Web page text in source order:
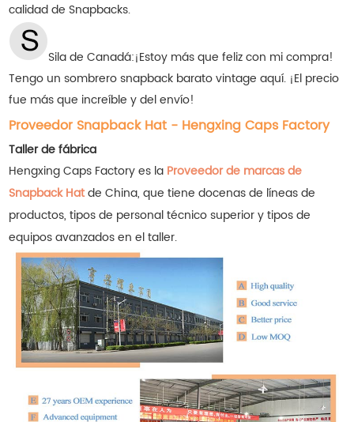
calidad de Snapbacks.
Sila de Canadá:¡Estoy más que feliz con mi compra!
Tengo un sombrero snapback barato vintage aquí. ¡El precio
fue más que increíble y del envío!
Proveedor Snapback Hat - Hengxing Caps Factory
Taller de fábrica
Hengxing Caps Factory es la Proveedor de marcas de
Snapback Hatde China, que tiene docenas de líneas de
productos, tipos de personal técnico superior y tipos de
equipos avanzados en el taller.